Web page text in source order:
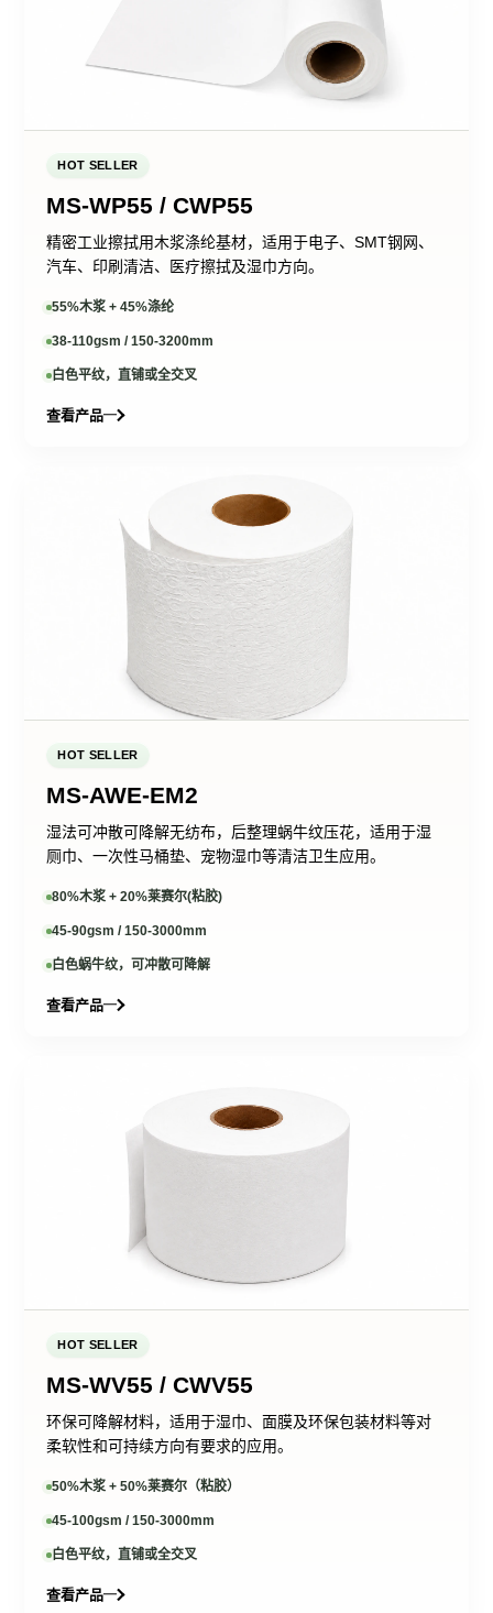
应用，提供稳定可靠的材料支
我们的实力
OUR STRENGTH
18+
服务多场景客户应用与定制支
稳定供应
贴心服务 · 全球支持
从选材沟通到交付配套保持稳
定响应
HOT SELLER
MS-WP55 / CWP55
精密工业擦拭用木浆涤纶基材，适用于电子、SMT钢网、
汽车、印刷清洁、医疗擦拭及湿巾方向。
55%木浆 + 45%涤纶
38-110gsm / 150-3200mm
白色平纹，直铺或全交叉
查看产品
HOT SELLER
MS-AWE-EM2
湿法可冲散可降解无纺布，后整理蜗牛纹压花，适用于湿
厕巾、一次性马桶垫、宠物湿巾等清洁卫生应用。
80%木浆 + 20%莱赛尔(粘胶)
45-90gsm / 150-3000mm
白色蜗牛纹，可冲散可降解
查看产品
HOT SELLER
MS-WV55 / CWV55
环保可降解材料，适用于湿巾、面膜及环保包装材料等对
柔软性和可持续方向有要求的应用。
50%木浆 + 50%莱赛尔（粘胶）
45-100gsm / 150-3000mm
白色平纹，直铺或全交叉
查看产品